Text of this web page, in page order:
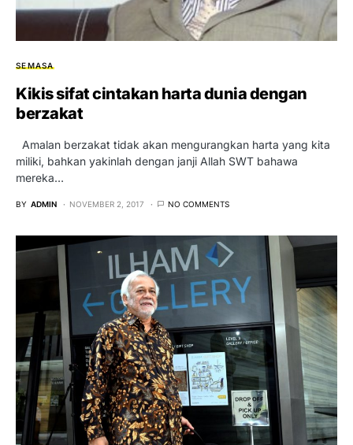
SEMASA
Kikis sifat cintakan harta dunia dengan
berzakat
Amalan berzakat tidak akan mengurangkan harta yang kita
miliki, bahkan yakinlah dengan janji Allah SWT bahawa
mereka…
BY ADMIN NOVEMBER 2, 2017 NO COMMENTS